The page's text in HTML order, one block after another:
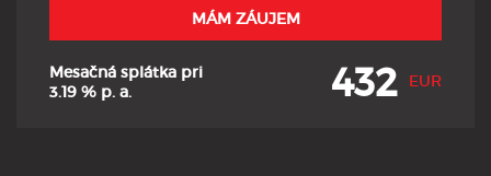
MÁM ZÁUJEM
Mesačná splátka pri
3.19 % p. a. 432 EUR